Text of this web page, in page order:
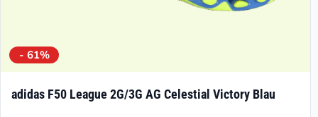
- 61%
adidas F50 League 2G/3G AG Celestial Victory Blau